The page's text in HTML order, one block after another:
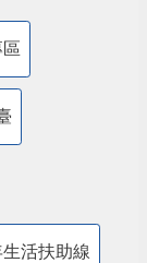
活扶助線